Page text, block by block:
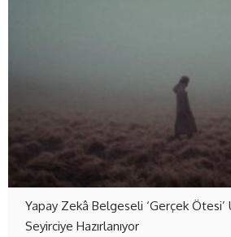
Yapay Zekâ Belgeseli ‘Gerçek Ötesi’
Seyirciye Hazırlanıyor